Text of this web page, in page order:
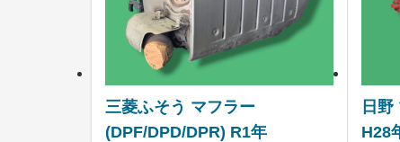
三菱ふそう マフラー
(DPF/DPD/DPR) R1年
日
H28